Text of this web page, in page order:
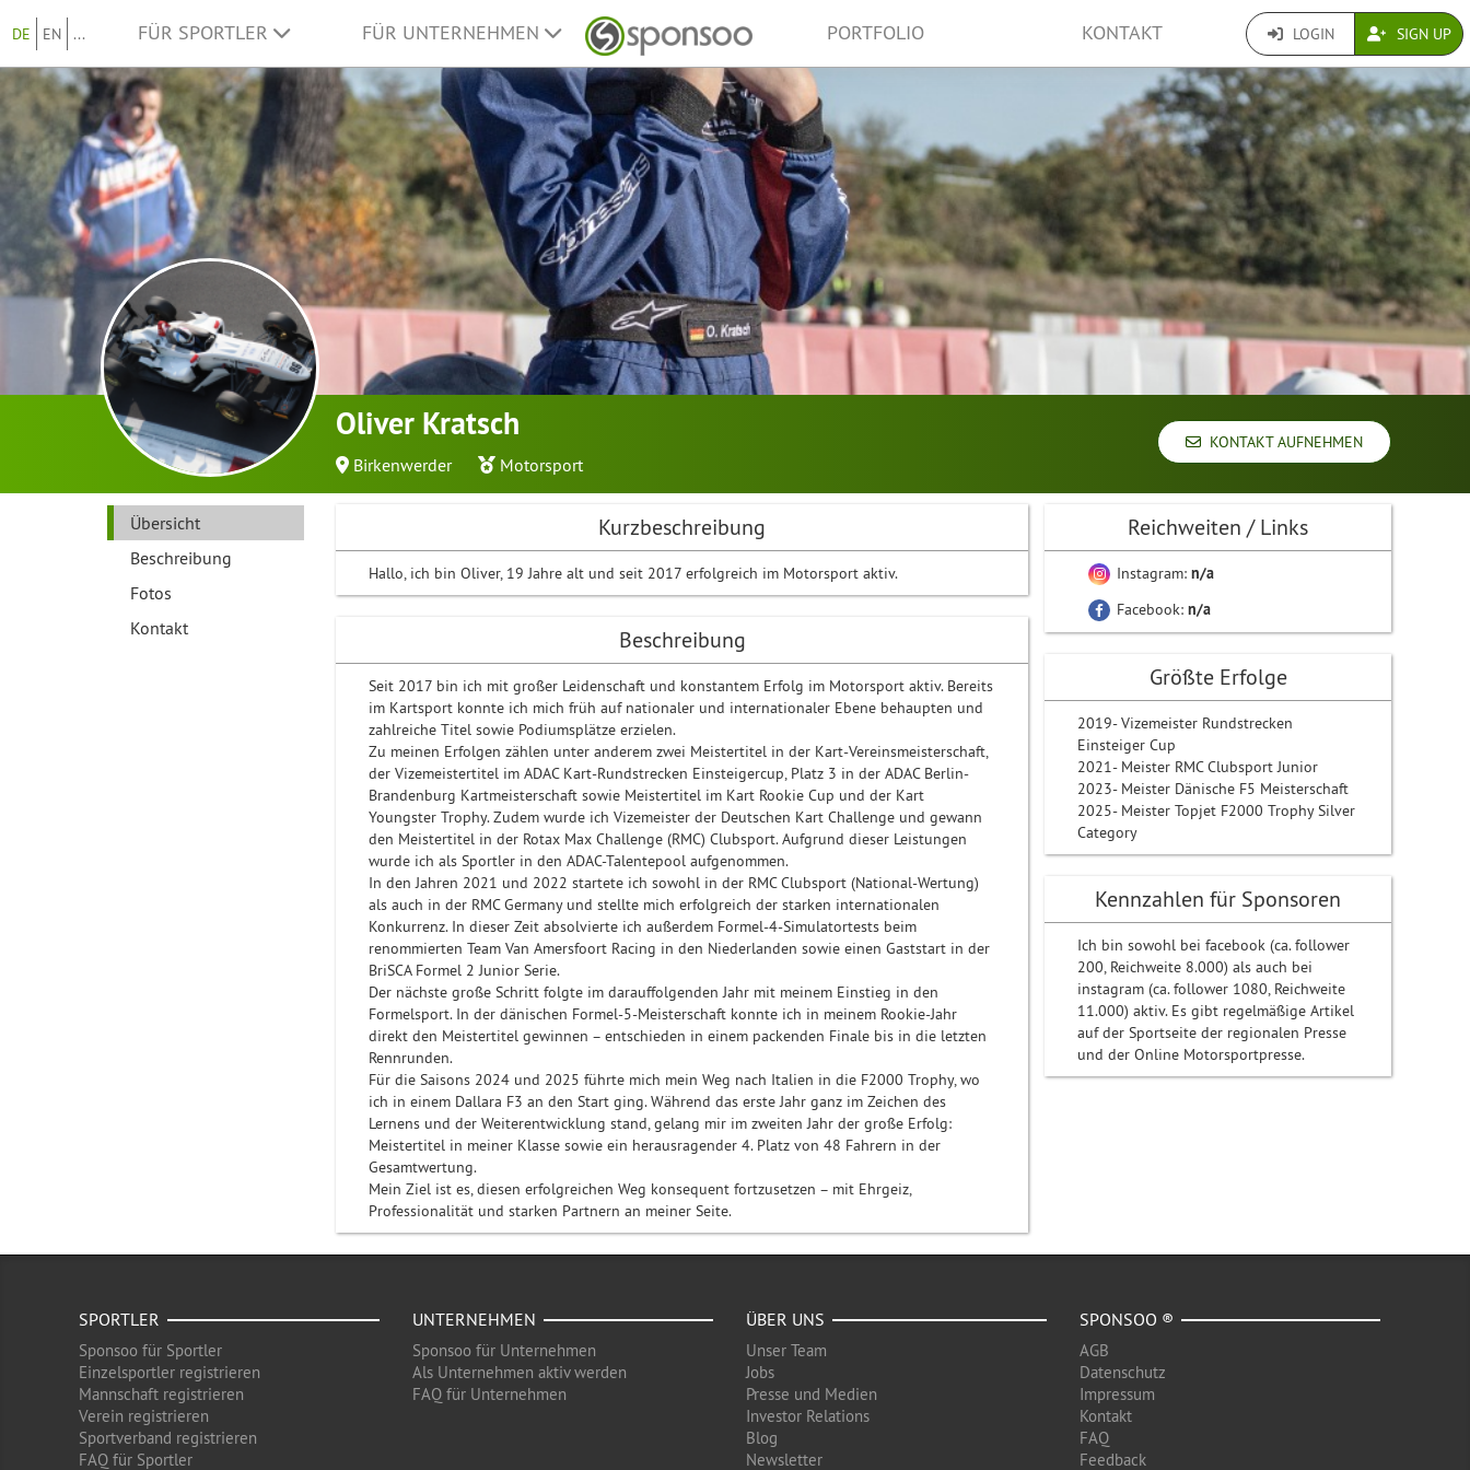
DE EN ... FÜR SPORTLER FÜR UNTERNEHMEN PORTFOLIO KONTAKT LOGIN SIGN UP
Oliver Kratsch
Birkenwerder Motorsport
KONTAKT AUFNEHMEN
Übersicht
Beschreibung
Fotos
Kontakt
Kurzbeschreibung
Hallo, ich bin Oliver, 19 Jahre alt und seit 2017 erfolgreich im Motorsport aktiv.
Beschreibung
Seit 2017 bin ich mit großer Leidenschaft und konstantem Erfolg im Motorsport aktiv. Bereits
im Kartsport konnte ich mich früh auf nationaler und internationaler Ebene behaupten und
zahlreiche Titel sowie Podiumsplätze erzielen.
Zu meinen Erfolgen zählen unter anderem zwei Meistertitel in der Kart-Vereinsmeisterschaft,
der Vizemeistertitel im ADAC Kart-Rundstrecken Einsteigercup, Platz 3 in der ADAC Berlin-
Brandenburg Kartmeisterschaft sowie Meistertitel im Kart Rookie Cup und der Kart
Youngster Trophy. Zudem wurde ich Vizemeister der Deutschen Kart Challenge und gewann
den Meistertitel in der Rotax Max Challenge (RMC) Clubsport. Aufgrund dieser Leistungen
wurde ich als Sportler in den ADAC-Talentepool aufgenommen.
In den Jahren 2021 und 2022 startete ich sowohl in der RMC Clubsport (National-Wertung)
als auch in der RMC Germany und stellte mich erfolgreich der starken internationalen
Konkurrenz. In dieser Zeit absolvierte ich außerdem Formel-4-Simulatortests beim
renommierten Team Van Amersfoort Racing in den Niederlanden sowie einen Gaststart in der
BriSCA Formel 2 Junior Serie.
Der nächste große Schritt folgte im darauffolgenden Jahr mit meinem Einstieg in den
Formelsport. In der dänischen Formel-5-Meisterschaft konnte ich in meinem Rookie-Jahr
direkt den Meistertitel gewinnen – entschieden in einem packenden Finale bis in die letzten
Rennrunden.
Für die Saisons 2024 und 2025 führte mich mein Weg nach Italien in die F2000 Trophy, wo
ich in einem Dallara F3 an den Start ging. Während das erste Jahr ganz im Zeichen des
Lernens und der Weiterentwicklung stand, gelang mir im zweiten Jahr der große Erfolg:
Meistertitel in meiner Klasse sowie ein herausragender 4. Platz von 48 Fahrern in der
Gesamtwertung.
Mein Ziel ist es, diesen erfolgreichen Weg konsequent fortzusetzen – mit Ehrgeiz,
Professionalität und starken Partnern an meiner Seite.
Reichweiten / Links
Instagram:n/a
Facebook:n/a
Größte Erfolge
2019- Vizemeister Rundstrecken
Einsteiger Cup
2021- Meister RMC Clubsport Junior
2023- Meister Dänische F5 Meisterschaft
2025- Meister Topjet F2000 Trophy Silver
Category
Kennzahlen für Sponsoren
Ich bin sowohl bei facebook (ca. follower
200, Reichweite 8.000) als auch bei
instagram (ca. follower 1080, Reichweite
11.000) aktiv. Es gibt regelmäßige Artikel
auf der Sportseite der regionalen Presse
und der Online Motorsportpresse.
SPORTLER
Sponsoo für Sportler
Einzelsportler registrieren
Mannschaft registrieren
Verein registrieren
Sportverband registrieren
FAQ für Sportler
UNTERNEHMEN
Sponsoo für Unternehmen
Als Unternehmen aktiv werden
FAQ für Unternehmen
ÜBER UNS
Unser Team
Jobs
Presse und Medien
Investor Relations
Blog
Newsletter
SPONSOO ®
AGB
Datenschutz
Impressum
Kontakt
FAQ
Feedback